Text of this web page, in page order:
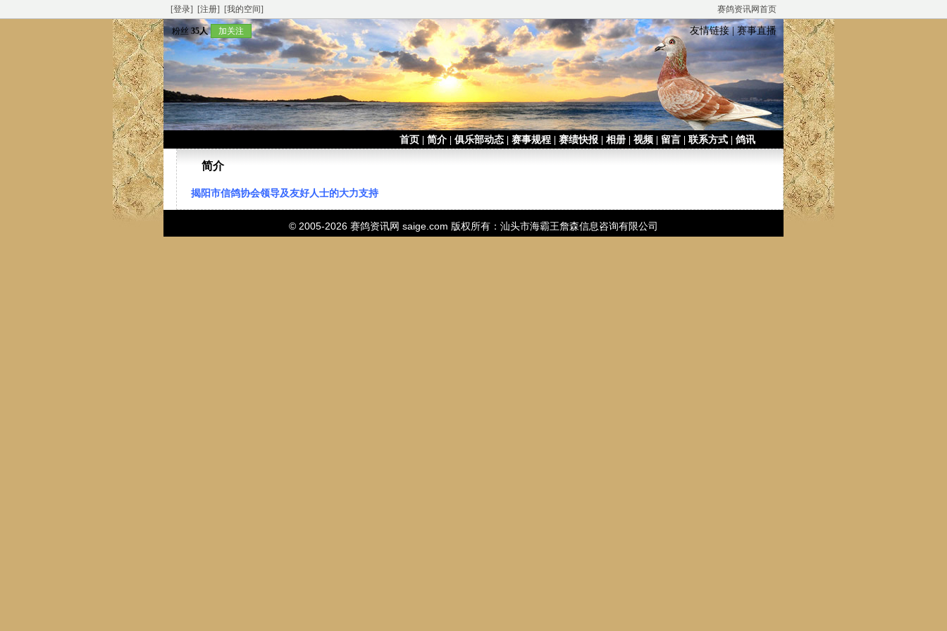
[登录] [注册] [我的空间] 赛鸽资讯网首页
粉丝 35人 加关注 友情链接|赛事直播
首页 简介 俱乐部动态 赛事规程 赛绩快报 相册 视频 留言 联系方式 鸽讯
简介
揭阳市信鸽协会领导及友好人士的大力支持
© 2005-2026 赛鸽资讯网 saige.com 版权所有：汕头市海霸王詹森信息咨询有限公司